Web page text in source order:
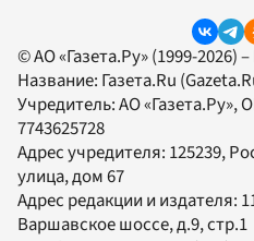
© АО «Газета.Ру» (1999-2026)
Название: Газета.Ru
Учредитель:АО «Газета.Ру»,
7743625728
Адрес учредителя: 125239,
улица, дом 67
Адрес редакции и издателя:
Варшавское шоссе, д.9, стр.1